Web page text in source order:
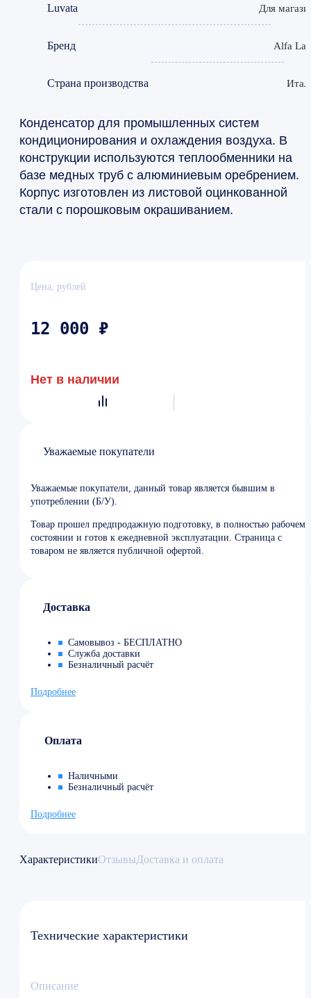
Luvata Для
Бренд Alfa
Страна производства
Конденсатор для промышленных систем
кондиционирования и охлаждения воздуха. В
конструкции используются теплообменники на
базе медных труб с алюминиевым оребрением.
Корпус изготовлен из листовой оцинкованной
стали с порошковым окрашиванием.
Цена, рублей
12 000 ₽
Нет в наличии
Уважаемые покупатели
Уважаемые покупатели, данный товар является бывшим в
употреблении (Б/У).
Товар прошел предпродажную подготовку, в полностью рабочем
состоянии и готов к ежедневной эксплуатации. Страница с
товаром не является публичной офертой.
Доставка
Самовывоз - БЕСПЛАТНО
Служба доставки
Безналичный расчёт
Подробнее
Оплата
Наличными
Безналичный расчёт
Подробнее
ХарактеристикиОтзывыДоставка и оплата
Технические характеристики
Описание